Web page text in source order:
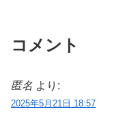
コメント
匿名 より:
2025年5月21日 18:57